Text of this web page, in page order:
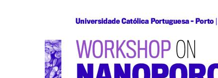
Iniciativas Nacionais
O que dizem sobre a ESB
Candidaturas
Clube de Inovação e Conhecimento